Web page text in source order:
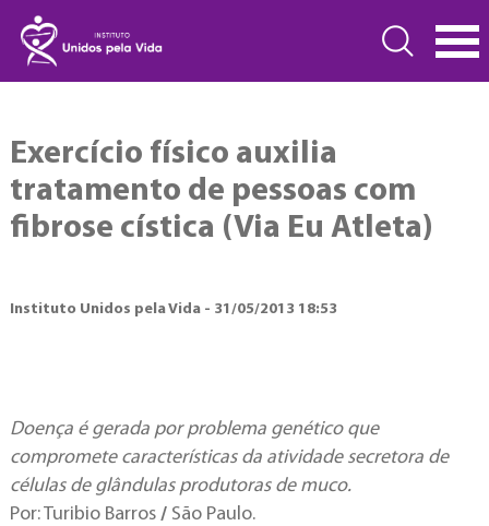
Exercício físico auxilia
tratamento de pessoas com
fibrose cística (Via Eu Atleta)
Instituto Unidos pela Vida - 31/05/2013 18:53
Doença é gerada por problema genético que
compromete características da atividade secretora de
células de glândulas produtoras de muco.
Por: Turibio Barros/ São Paulo.